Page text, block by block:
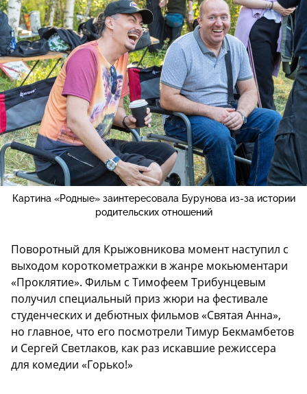
Картина «Родные» заинтересовала Бурунова из-за истории
родительских отношений
Поворотный для Крыжовникова момент наступил с
выходом короткометражки в жанре мокьюментари
«Проклятие». Фильм с Тимофеем Трибунцевым
получил специальный приз жюри на фестивале
студенческих и дебютных фильмов «Святая Анна»,
но главное, что его посмотрели Тимур Бекмамбетов
и Сергей Светлаков, как раз искавшие режиссера
для комедии «Горько!»